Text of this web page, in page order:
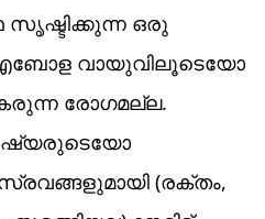
സൃഷ്ടിക്കുന്ന ഒരു
എബോള വായുവിലൂടെയോ
രോഗമല്ല.
(രക്തം,